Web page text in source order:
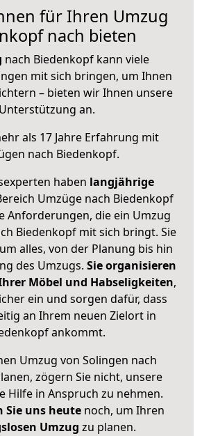
für Ihren Umzug
nach bieten
nach Biedenkopf kann viele
mit sich bringen, um Ihnen
– bieten wir Ihnen unsere
Unterstützung an.
als 17 Jahre Erfahrung mit
nach Biedenkopf.
haben langjährige
Umzüge nach Biedenkopf
Anforderungen, die ein Umzug
Biedenkopf mit sich bringt. Sie
alles, von der Planung bis hin
des Umzugs. Sie organisieren
Möbel und Habseligkeiten,
ein und sorgen dafür, dass
an Ihrem neuen Zielort in
ankommt.
Umzug von Solingen nach
zögern Sie nicht, unsere
Hilfe in Anspruch zu nehmen.
uns heutenoch, um Ihren
Umzug zu planen.